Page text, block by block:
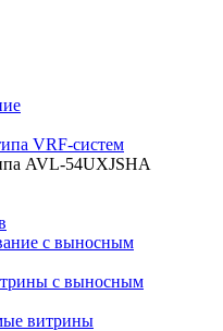
VRF-систем
AVL-54UXJSHA
с выносным
с выносным
витрины